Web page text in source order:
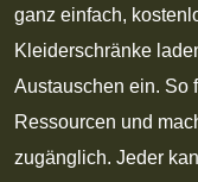
ganz einfach,
Kleiderschränke
Austauschen ein. So
Ressourcen und
zugänglich. Jeder